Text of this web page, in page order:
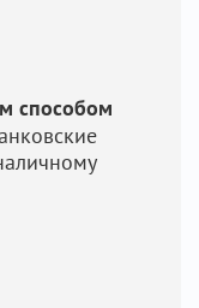
способом